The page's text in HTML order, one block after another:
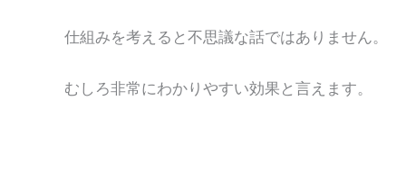
仕組みを考えると不思議な話ではありません。
むしろ非常にわかりやすい効果と言えます。